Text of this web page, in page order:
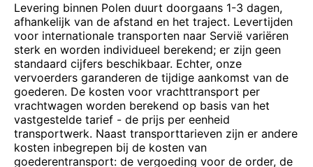
Levering binnen Polen duurt doorgaans 1-3 dagen,
afhankelijk van de afstand en het traject. Levertijden
voor internationale transporten naar Servië variëren
sterk en worden individueel berekend; er zijn geen
standaard cijfers beschikbaar. Echter, onze
vervoerders garanderen de tijdige aankomst van de
goederen. De kosten voor vrachttransport per
vrachtwagen worden berekend op basis van het
vastgestelde tarief - de prijs per eenheid
transportwerk. Naast transporttarieven zijn er andere
kosten inbegrepen bij de kosten van
goederentransport: de vergoeding voor de order, de